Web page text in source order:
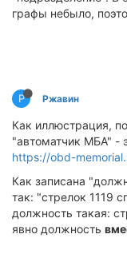
графы небыло,
Р Ржавин
Как иллюстрация,
"автоматчик МБА" -
https://obd-
Как записана
так: "стрелок 1119
должность такая:
явно должность